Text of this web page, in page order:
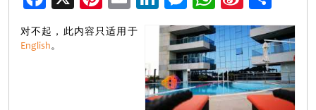
Weibo
享
对不起，此内容只适用于
English。